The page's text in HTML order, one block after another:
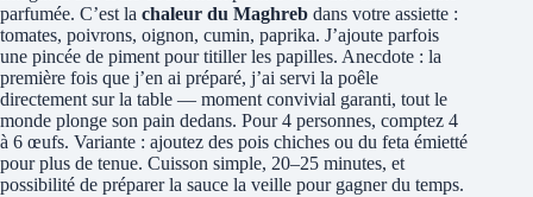
parfumée. C’est la chaleur du Maghreb dans votre assiette :
tomates, poivrons, oignon, cumin, paprika. J’ajoute parfois
une pincée de piment pour titiller les papilles. Anecdote : la
première fois que j’en ai préparé, j’ai servi la poêle
directement sur la table — moment convivial garanti, tout le
monde plonge son pain dedans. Pour 4 personnes, comptez 4
à 6 œufs. Variante : ajoutez des pois chiches ou du feta émietté
pour plus de tenue. Cuisson simple, 20–25 minutes, et
possibilité de préparer la sauce la veille pour gagner du temps.